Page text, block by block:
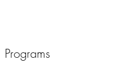
Programs